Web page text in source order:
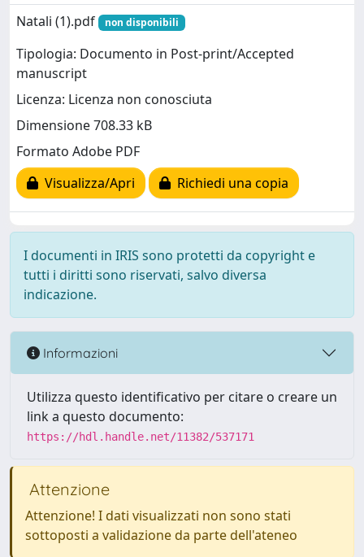
Natali (1).pdf
non disponibili
Tipologia: Documento in Post-print/Accepted
manuscript
Licenza: Licenza non conosciuta
Dimensione 708.33 kB
Formato Adobe PDF
Visualizza/Apri
Richiedi una copia
I documenti in IRIS sono protetti da copyright e
tutti i diritti sono riservati, salvo diversa
indicazione.
Informazioni
Utilizza questo identificativo per citare o creare un
link a questo documento:
https://hdl.handle.net/11382/537171
Attenzione
Attenzione! I dati visualizzati non sono stati
sottoposti a validazione da parte dell'ateneo